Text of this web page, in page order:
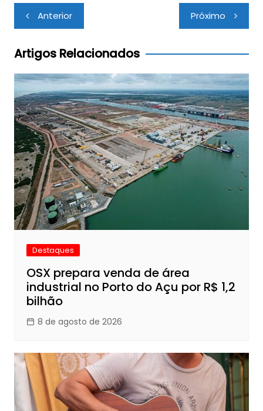
Navegação
de
Post
Anterior Próximo
Artigos Relacionados
Destaques
OSX prepara venda de área
industrial no Porto do Açu por R$ 1,2
bilhão
8 de agosto de 2026